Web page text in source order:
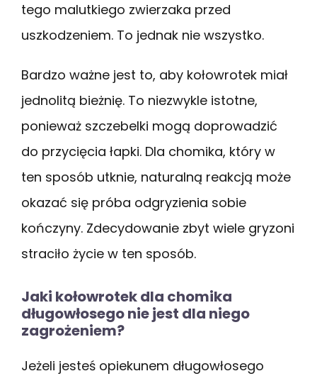
tego malutkiego zwierzaka przed
uszkodzeniem. To jednak nie wszystko.
Bardzo ważne jest to, aby kołowrotek miał
jednolitą bieżnię. To niezwykle istotne,
ponieważ szczebelki mogą doprowadzić
do przycięcia łapki. Dla chomika, który w
ten sposób utknie, naturalną reakcją może
okazać się próba odgryzienia sobie
kończyny. Zdecydowanie zbyt wiele gryzoni
straciło życie w ten sposób.
Jaki kołowrotek dla chomika
długowłosego nie jest dla niego
zagrożeniem?
Jeżeli jesteś opiekunem długowłosego